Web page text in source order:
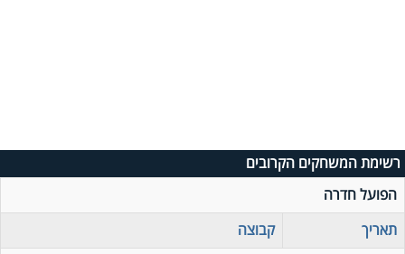
רשימת המשחקים הקרובים
הפועל חדרה
תאריך
קבוצה